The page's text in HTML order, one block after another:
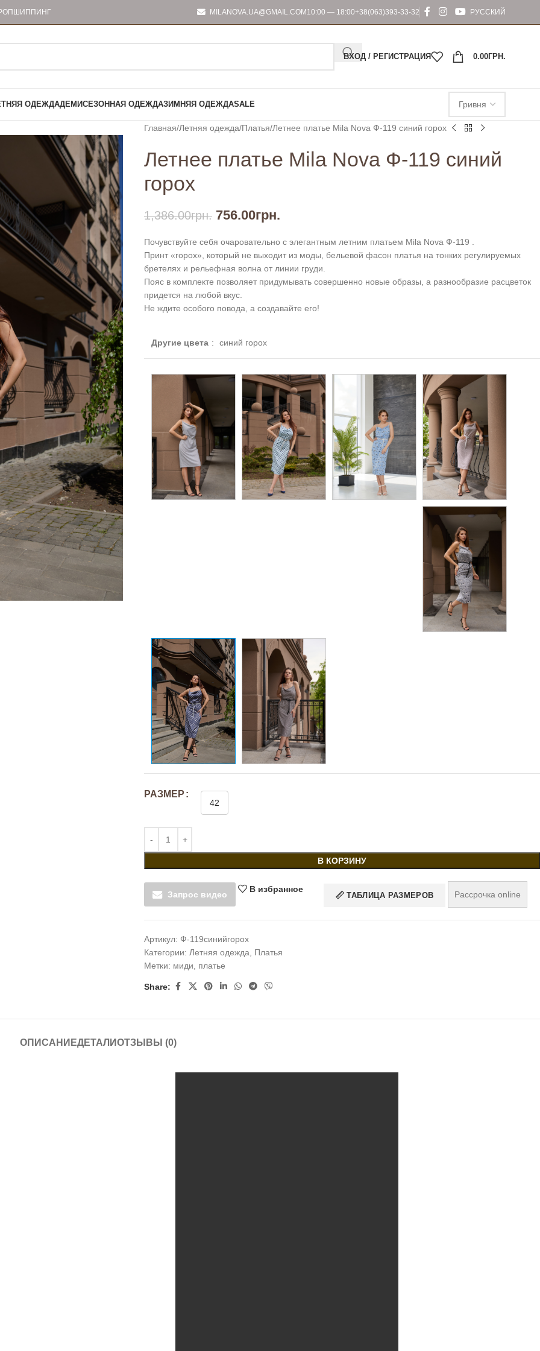
MILANOVA.UA@GMAIL.COM 10:00 — 18:00+38(063)393-33-32 РУССКИЙ
ВХОД / РЕГИСТРАЦИЯ 0.00ГРН.
ОДЕЖДАДЕМИСЕЗОННАЯ ОДЕЖДАЗИМНЯЯ ОДЕЖДАSALE
Главная Летняя одежда Платья Летнее платье Mila Nova Ф-119 синий горох
Летнее платье Mila Nova Ф-119 синий
горох
1,386.00грн. 756.00грн.
Почувствуйте себя очаровательно с элегантным летним платьем Mila Nova Ф-119 .
Принт «горох», который не выходит из моды, бельевой фасон платья на тонких регулируемых
бретелях и рельефная волна от линии груди.
Пояс в комплекте позволяет придумывать совершенно новые образы, а разнообразие расцветок
придется на любой вкус.
Не ждите особого повода, а создавайте его!
Другие цвета : синий горох
РАЗМЕР
42
В КОРЗИНУ
Запрос видео
В избранное
ТАБЛИЦА РАЗМЕРОВ Рассрочка online
Артикул: Ф-119синийгорох
Категории: Летняя одежда
Платья
Метки: миди платье
Share:
ОПИСАНИЕДЕТАЛИОТЗЫВЫ (0)